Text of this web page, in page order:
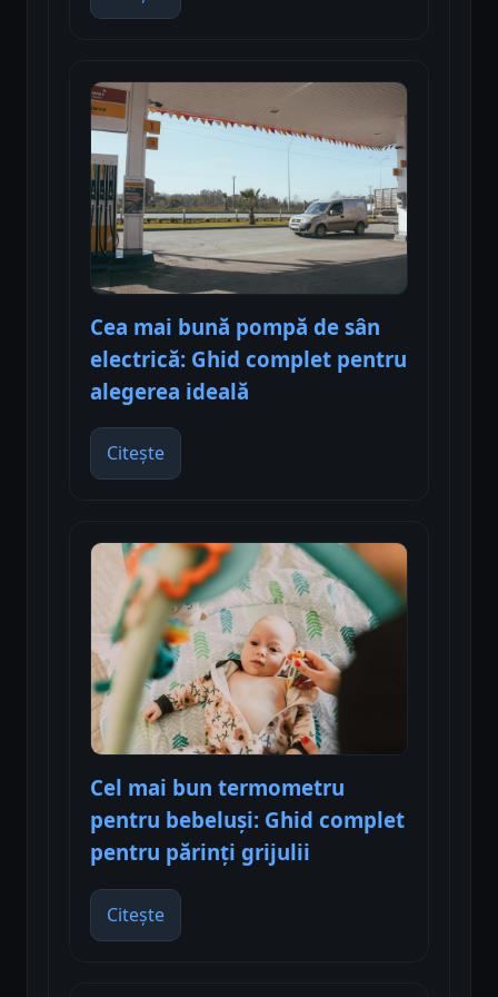
Cea mai bună pompă de sân
electrică: Ghid complet pentru
alegerea ideală
Citește
Cel mai bun termometru
pentru bebeluși: Ghid complet
pentru părinți grijulii
Citește